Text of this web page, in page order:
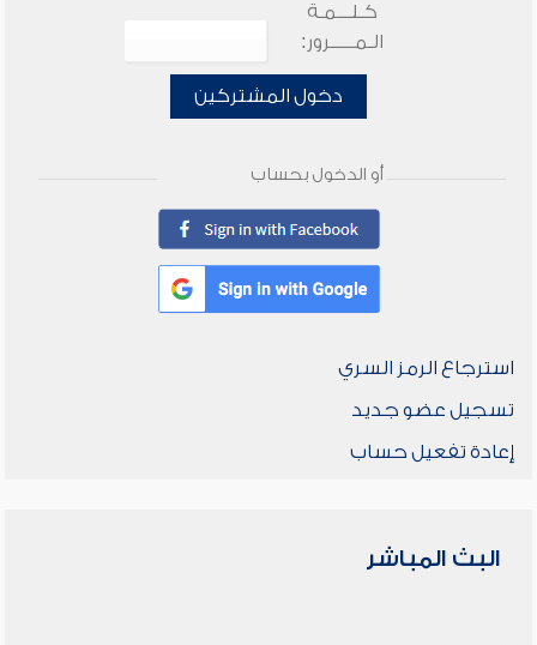
كـلـــمـة
الـمـــــرور:
دخول المشتركين
أو الدخول بحساب
استرجاع الرمز السري
تسجيل عضو جديد
إعادة تفعيل حساب
البث المباشر